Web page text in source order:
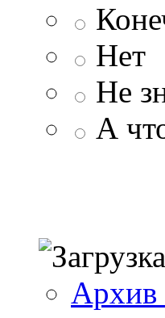
Нет
Не
А
Архив